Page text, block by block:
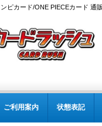
ピカード/ONE PIECEカード 通
ご利用案内 状態表記